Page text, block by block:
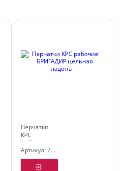
Перчатки
КРС
рабочие
БРИГАДИР
цельная
ладонь
Артикул: 7001002